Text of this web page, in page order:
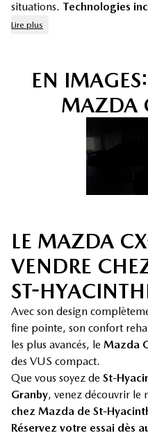
situations. Technologies
Lire plus
EN
MAZDA
LE MAZDA
VENDRE
ST-
Avec son design
fine pointe, son confort
les plus avancés, le Mazda
des VUS compact.
Que vous soyez de St-
Granby, venez découvrir le
chez Mazda de St-
Réservez votre essai dès